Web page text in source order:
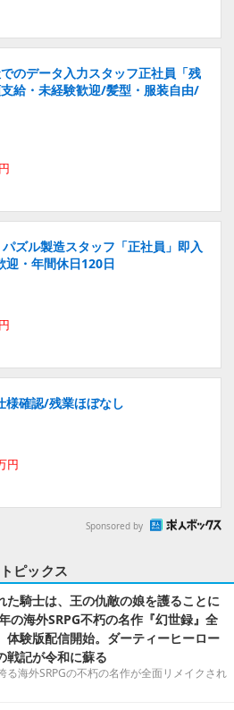
のデータ入力スタッフ正社員「残
給・未経験歓迎/髪型・服装自由/
パズル製造スタッフ「正社員」即入
迎・年間休日120日
様確認/残業ほぼなし
円
Sponsored by
トピックス
た騎士は、王の仇敵の娘を護ることに
の海外SRPG不朽の名作『幻世録』全
体験版配信開始。ダーティーヒーロー
戦記が令和に蘇る
る海外SRPGの不朽の名作が全面リメイクされ